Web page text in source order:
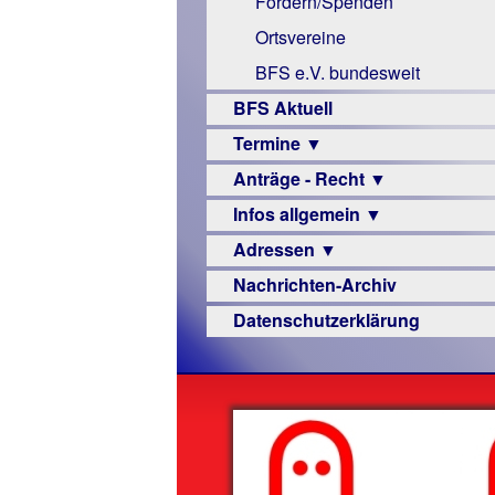
Links
Ortsvereine
BFS e.V. bundesweit
BFS Aktuell
Termine ▼
Veranstaltungsprogramme
Anträge - Recht ▼
Archiv
Urteile
Infos allgemein ▼
Sehbehinderung
Frühförderung
Schule
–
Beruf
Senioren
Hilfsmittel
Adressen ▼
Augenoptiker
Berufsbildungswerke
Hörbüchereien
Reha-
Nachrichten-Archiv
Datenschutzerklärung